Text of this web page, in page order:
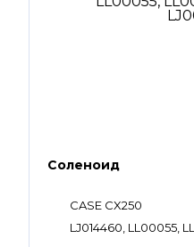
Соленоид
CASE CX250
LJ014460, LL00055,